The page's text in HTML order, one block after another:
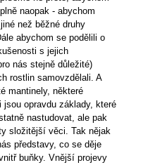
naopak - abychom
než běžné druhy
abychom se podělili o
s jejich
nás stejně důležité)
rostlin samovzdělali. A
mantinely, některé
opravdu základy, které
nastudovat, ale pak
složitější věci. Tak nějak
představy, co se děje
buňky. Vnější projevy